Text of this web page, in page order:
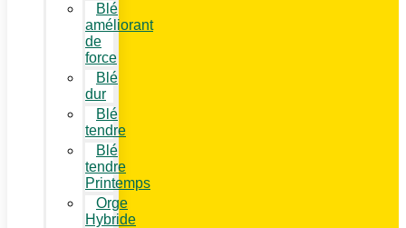
Blé
améliorant
de
force
Blé
dur
Blé
tendre
Blé
tendre
Printemps
Orge
Hybride